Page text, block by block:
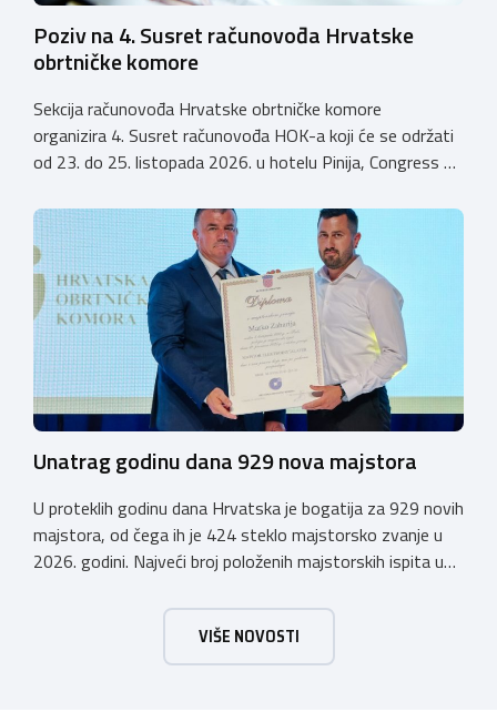
Poziv na 4. Susret računovođa Hrvatske
obrtničke komore
Sekcija računovođa Hrvatske obrtničke komore
organizira 4. Susret računovođa HOK-a koji će se održati
od 23. do 25. listopada 2026. u hotelu Pinija, Congress &
otvoren u petak, 23. listopada 2026. u
poslijepodnevnim, uz uvodno predavanje i pozdrav
domaćina. Tijekom subote, 24. listopada, održavat će se
predavanja, interaktivne radionice te okrugli stolovi na
aktualne teme. […]
Unatrag godinu dana 929 nova majstora
U proteklih godinu dana Hrvatska je bogatija za 929 novih
majstora, od čega ih je 424 steklo majstorsko zvanje u
2026. godini. Najveći broj položenih majstorskih ispita u
majstor elektroinstalater, majstor frizer, majstor
vodoinstalatera, instalatera grijanja i klimatizacije te
majstora automehaničara. Najveći broj navedenih
VIŠE NOVOSTI